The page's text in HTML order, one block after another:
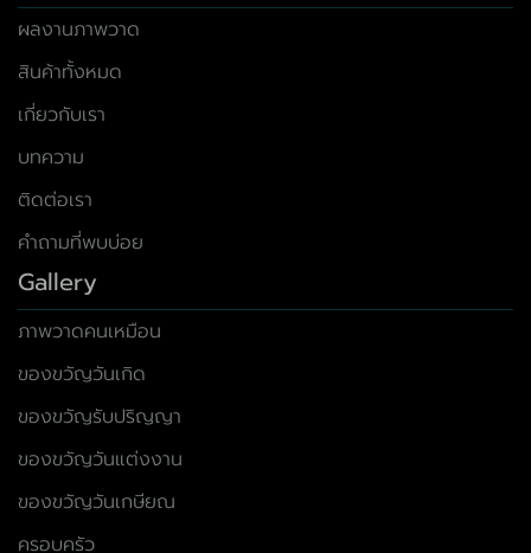
ผลงานภาพวาด
สินค้าทั้งหมด
เกี่ยวกับเรา
บทความ
ติดต่อเรา
คำถามที่พบบ่อย
Gallery
ภาพวาดคนเหมือน
ของขวัญวันเกิด
ของขวัญรับปริญญา
ของขวัญวันแต่งงาน
ของขวัญวันเกษียณ
ครอบครัว